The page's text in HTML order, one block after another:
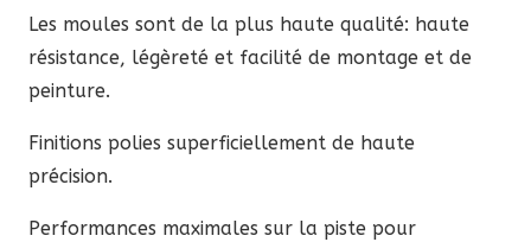
Les moules sont de la plus haute qualité: haute
résistance, légèreté et facilité de montage et de
peinture.
Finitions polies superficiellement de haute
précision.
Performances maximales sur la piste pour